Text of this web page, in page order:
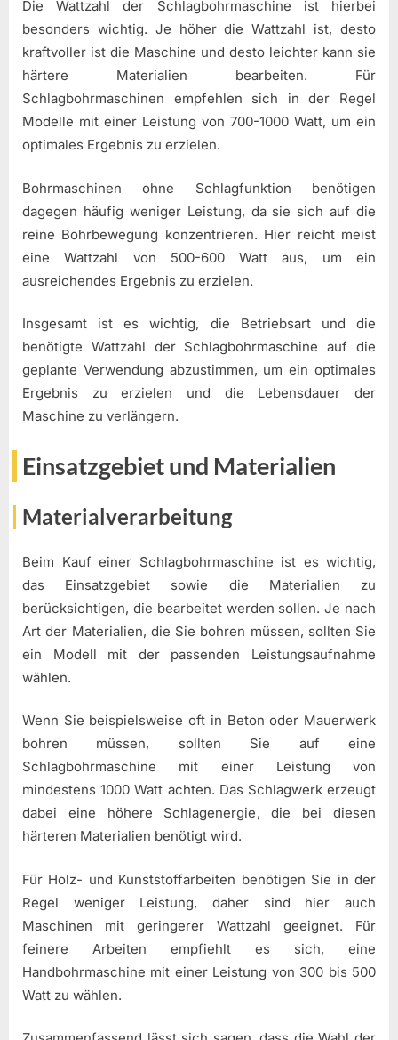
Die Wattzahl der Schlagbohrmaschine ist hierbei
besonders wichtig. Je höher die Wattzahl ist, desto
kraftvoller ist die Maschine und desto leichter kann sie
härtere Materialien bearbeiten. Für
Schlagbohrmaschinen empfehlen sich in der Regel
Modelle mit einer Leistung von 700-1000 Watt, um ein
optimales Ergebnis zu erzielen.
Bohrmaschinen ohne Schlagfunktion benötigen
dagegen häufig weniger Leistung, da sie sich auf die
reine Bohrbewegung konzentrieren. Hier reicht meist
eine Wattzahl von 500-600 Watt aus, um ein
ausreichendes Ergebnis zu erzielen.
Insgesamt ist es wichtig, die Betriebsart und die
benötigte Wattzahl der Schlagbohrmaschine auf die
geplante Verwendung abzustimmen, um ein optimales
Ergebnis zu erzielen und die Lebensdauer der
Maschine zu verlängern.
Einsatzgebiet und Materialien
Materialverarbeitung
Beim Kauf einer Schlagbohrmaschine ist es wichtig,
das Einsatzgebiet sowie die Materialien zu
berücksichtigen, die bearbeitet werden sollen. Je nach
Art der Materialien, die Sie bohren müssen, sollten Sie
ein Modell mit der passenden Leistungsaufnahme
wählen.
Wenn Sie beispielsweise oft in Beton oder Mauerwerk
bohren müssen, sollten Sie auf eine
Schlagbohrmaschine mit einer Leistung von
mindestens 1000 Watt achten. Das Schlagwerk erzeugt
dabei eine höhere Schlagenergie, die bei diesen
härteren Materialien benötigt wird.
Für Holz- und Kunststoffarbeiten benötigen Sie in der
Regel weniger Leistung, daher sind hier auch
Maschinen mit geringerer Wattzahl geeignet. Für
feinere Arbeiten empfiehlt es sich, eine
Handbohrmaschine mit einer Leistung von 300 bis 500
Watt zu wählen.